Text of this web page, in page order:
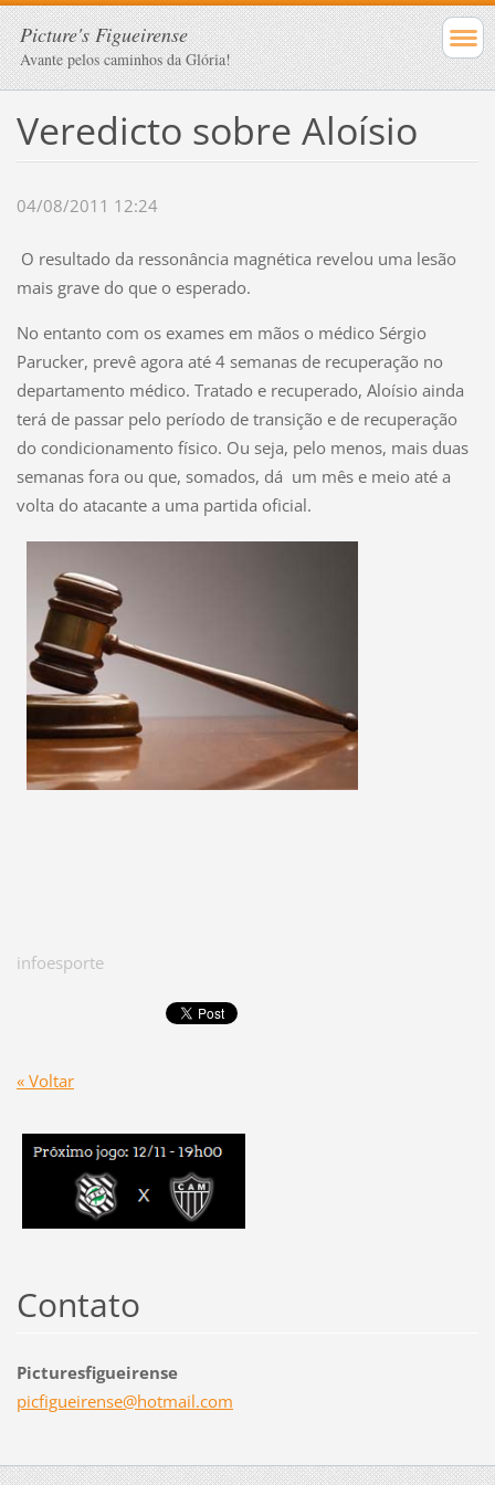
Picture's Figueirense
Avante pelos caminhos da Glória!
Veredicto sobre Aloísio
04/08/2011 12:24
O resultado da ressonância magnética revelou uma lesão
mais grave do que o esperado.
No entanto com os exames em mãos o médico Sérgio
Parucker, prevê agora até 4 semanas de recuperação no
departamento médico. Tratado e recuperado, Aloísio ainda
terá de passar pelo período de transição e de recuperação
do condicionamento físico. Ou seja, pelo menos, mais duas
semanas fora ou que, somados, dá um mês e meio até a
volta do atacante a uma partida oficial.
infoesporte
« Voltar
Contato
Picturesfigueirense
picfigueirense@hotmail.com